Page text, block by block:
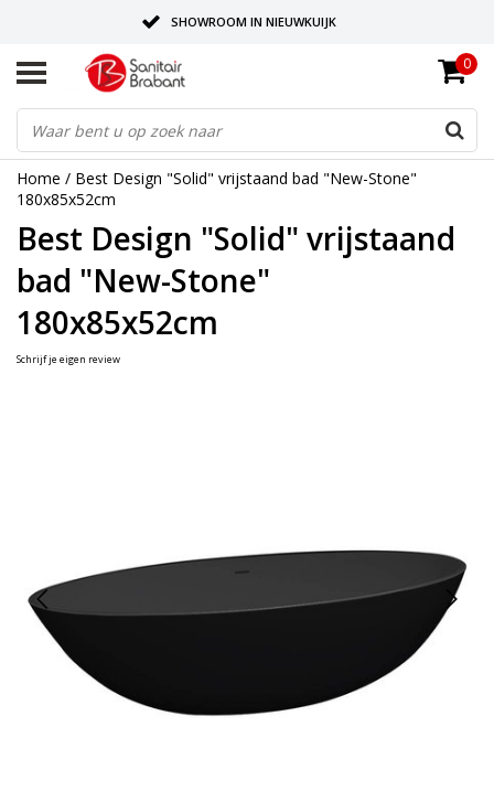
SHOWROOM IN NIEUWKUIJK
BEZORGING OP AFSPRAAK
LEVERING EN REALISATIE ONDER EEN DAK!
0
Home / Best Design "Solid" vrijstaand bad "New-Stone"
180x85x52cm
Best Design "Solid" vrijstaand
bad "New-Stone"
180x85x52cm
Schrijf je eigen review